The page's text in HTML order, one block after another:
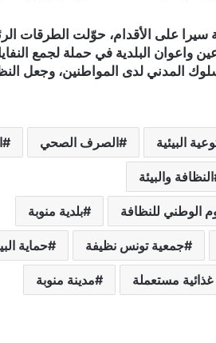
سيرا على الأقدام، حوّلت الطرقات
البلدية في حملة لجمع
المدني لدى المواطنين، وجعل
البيئية الصرف الصحي
النظافة والبيئة
الوطني للنظافة بلدية منوبة
جمعية تونس نظيفة حماية
مستعملة مدينة منوبة